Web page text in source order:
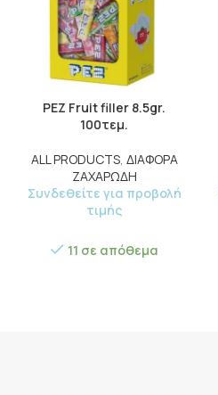
PEZ Fruit filler 8.5gr.
100τεμ.
ALL PRODUCTS, ΔΙΑΦΟΡΑ
ΖΑΧΑΡΩΔΗ
Συνδεθείτε για προβολή
τιμής
11 σε απόθεμα